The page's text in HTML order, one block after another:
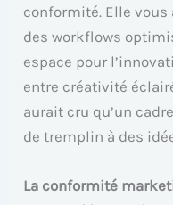
conformité. Elle vous
des workflows
espace pour
entre créativité
aurait cru qu’un
de tremplin à des
La conformité